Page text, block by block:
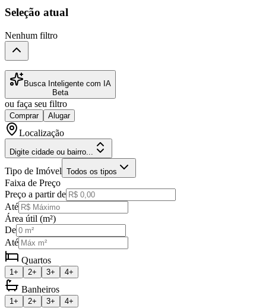
Seleção atual
Nenhum filtro
Busca Inteligente com IA
Beta
ou faça seu filtro
Comprar Alugar
Localização
Digite cidade ou bairro...
Tipo de Imóvel Todos os tipos
Faixa de Preço
Preço a partir de
Até
Área útil (m²)
De
Até
Quartos
1+ 2+ 3+ 4+
Banheiros
1+ 2+ 3+ 4+